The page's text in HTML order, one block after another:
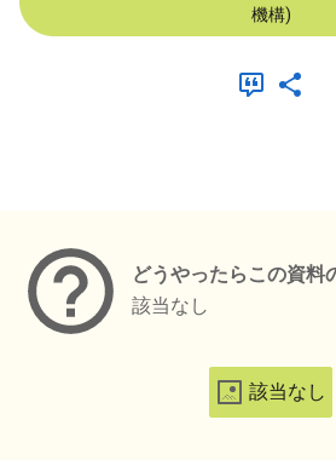
機構)
どうやったらこの資料
該当なし
該当なし